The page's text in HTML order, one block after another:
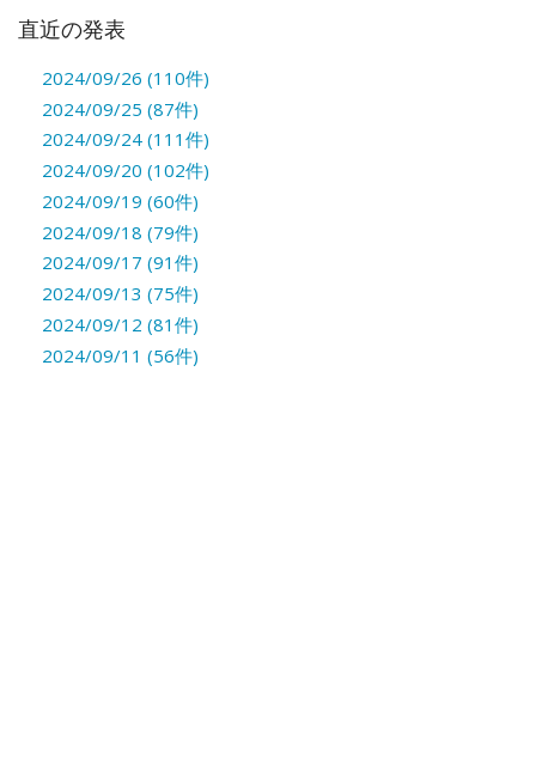
直近の発表
2024/09/26 (110件)
2024/09/25 (87件)
2024/09/24 (111件)
2024/09/20 (102件)
2024/09/19 (60件)
2024/09/18 (79件)
2024/09/17 (91件)
2024/09/13 (75件)
2024/09/12 (81件)
2024/09/11 (56件)